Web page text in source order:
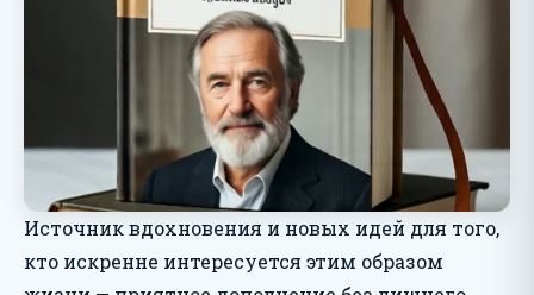
Источник вдохновения и новых идей для того,
кто искренне интересуется этим образом